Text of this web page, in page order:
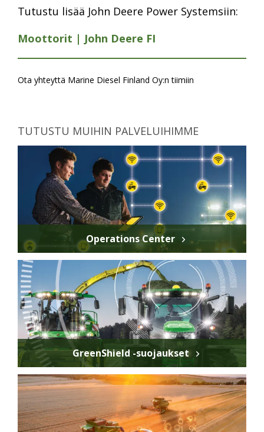
Tutustu lisää John Deere Power Systemsiin:
Moottorit | John Deere FI
Ota yhteyttä Marine Diesel Finland Oy:n tiimiin
TUTUSTU MUIHIN PALVELUIHIMME
Operations Center
GreenShield -suojaukset